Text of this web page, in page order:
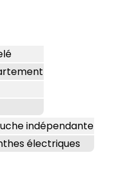
indépendante
électriques